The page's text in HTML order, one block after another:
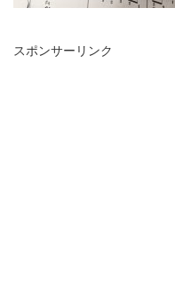
スポンサーリンク